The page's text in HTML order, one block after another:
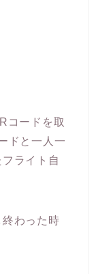
コードを取
ドと一人一
ライト自
わった時